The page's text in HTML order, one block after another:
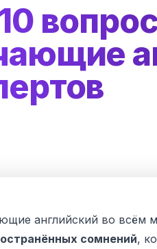
английский во всём
сомнений,